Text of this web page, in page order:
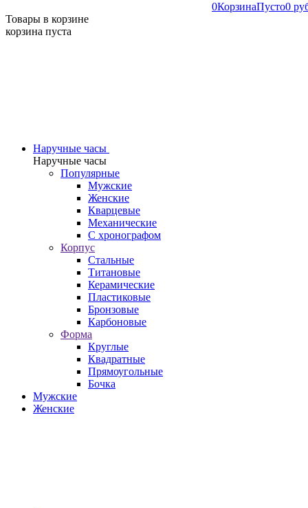
0КорзинаПусто0
Товары в корзине
корзина пуста
Наручные часы
Наручные часы
Популярные
Мужские
Женские
Кварцевые
Механические
С хронографом
Корпус
Стальные
Титановые
Керамические
Пластиковые
Бронзовые
Карбоновые
Форма
Круглые
Квадратные
Прямоугольные
Бочка
Мужские
Женские